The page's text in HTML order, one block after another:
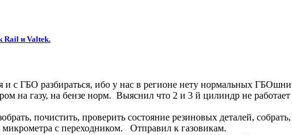
Rail и Valtek.
и с ГБО разбираться, ибо у нас в регионе нету нормальных
на газу, на бензе норм. Выяснил что 2 и 3 й цилиндр не работает
почистить, проверить состояние резиновых деталей, собрать,
с переходником. Отправил к газовикам.